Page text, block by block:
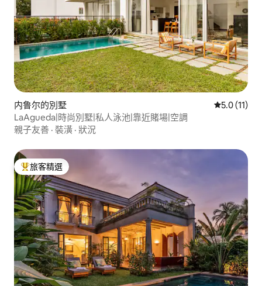
内鲁尔的別墅 從 11 則評
5.0 (11)
LaAgueda|時尚別墅|私人泳池|靠近賭場|空調
親子友善 · 裝潢 · 狀況
旅客精選榜首
旅客精選